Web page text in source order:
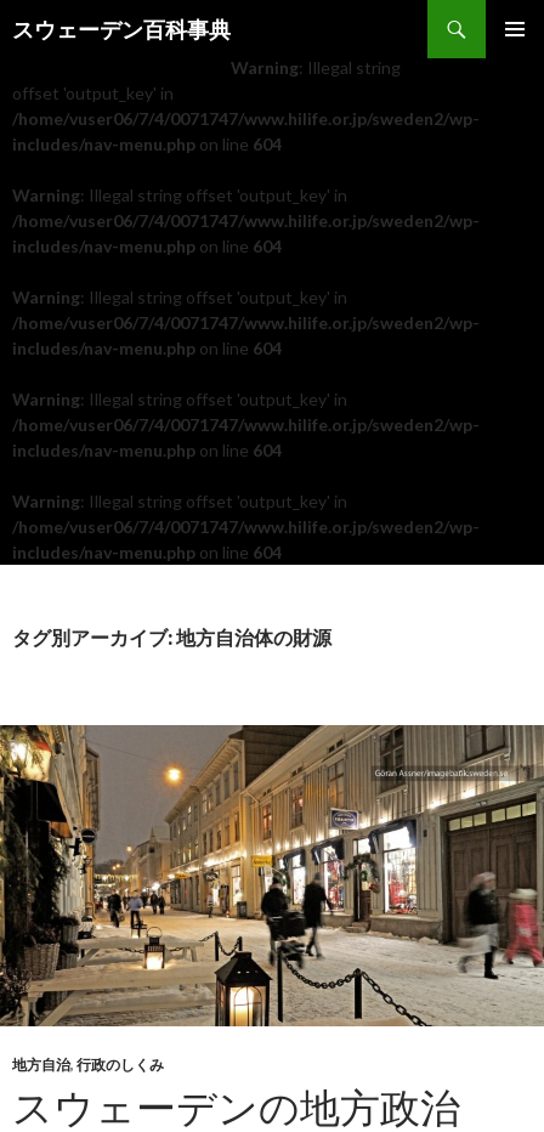
スウェーデン百科事典
Warning: Illegal string
offset 'output_key' in
/home/vuser06/7/4/0071747/www.hilife.or.jp/sweden2/wp-
includes/nav-menu.php on line 604
Warning: Illegal string offset 'output_key' in
/home/vuser06/7/4/0071747/www.hilife.or.jp/sweden2/wp-
includes/nav-menu.php on line 604
Warning: Illegal string offset 'output_key' in
/home/vuser06/7/4/0071747/www.hilife.or.jp/sweden2/wp-
includes/nav-menu.php on line 604
Warning: Illegal string offset 'output_key' in
/home/vuser06/7/4/0071747/www.hilife.or.jp/sweden2/wp-
includes/nav-menu.php on line 604
Warning: Illegal string offset 'output_key' in
/home/vuser06/7/4/0071747/www.hilife.or.jp/sweden2/wp-
includes/nav-menu.php on line 604
タグ別アーカイブ: 地方自治体の財源
地方自治, 行政のしくみ
スウェーデンの地方政治